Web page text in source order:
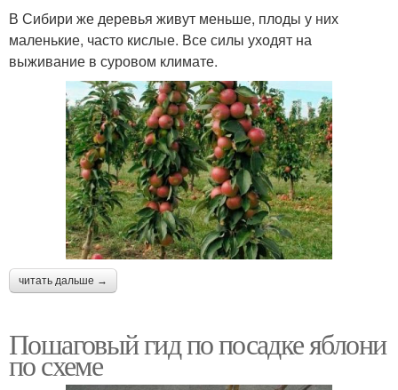
В Сибири же деревья живут меньше, плоды у них
маленькие, часто кислые. Все силы уходят на
выживание в суровом климате.
читать дальше →
Пошаговый гид по посадке яблони
по схеме